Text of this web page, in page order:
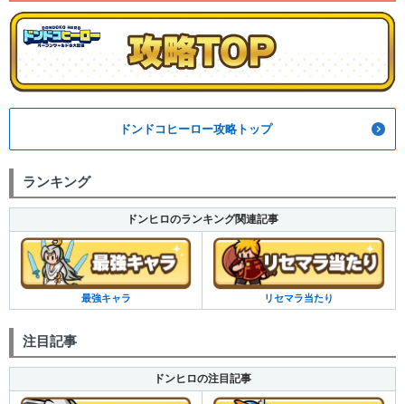
ドンドコヒーロー攻略トップ
ランキング
ドンヒロのランキング関連記事
最強キャラ リセマラ当たり
注目記事
ドンヒロの注目記事